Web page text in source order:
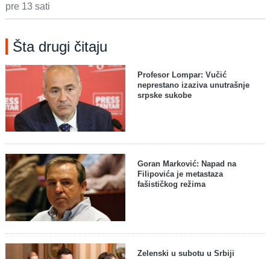
pre 13 sati
Šta drugi čitaju
Profesor Lompar: Vučić
neprestano izaziva unutrašnje
srpske sukobe
Goran Marković: Napad na
Filipovića je metastaza
fašističkog režima
Zelenski u subotu u Srbiji